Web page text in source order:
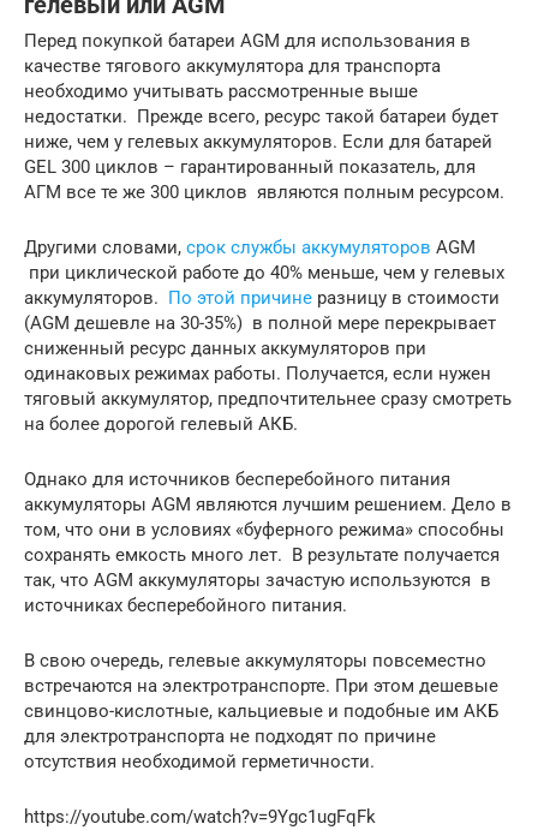
Перед покупкой батареи AGM для использования в
качестве тягового аккумулятора для транспорта
необходимо учитывать рассмотренные выше
недостатки. Прежде всего, ресурс такой батареи будет
ниже, чем у гелевых аккумуляторов. Если для батарей
GEL 300 циклов – гарантированный показатель, для
АГМ все те же 300 циклов являются полным ресурсом.
Другими словами, срок службы аккумуляторов AGM
при циклической работе до 40% меньше, чем у гелевых
аккумуляторов. По этой причине разницу в стоимости
(AGM дешевле на 30-35%) в полной мере перекрывает
сниженный ресурс данных аккумуляторов при
одинаковых режимах работы. Получается, если нужен
тяговый аккумулятор, предпочтительнее сразу смотреть
на более дорогой гелевый АКБ.
Однако для источников бесперебойного питания
аккумуляторы AGM являются лучшим решением. Дело в
том, что они в условиях «буферного режима» способны
сохранять емкость много лет. В результате получается
так, что AGM аккумуляторы зачастую используются в
источниках бесперебойного питания.
В свою очередь, гелевые аккумуляторы повсеместно
встречаются на электротранспорте. При этом дешевые
свинцово-кислотные, кальциевые и подобные им АКБ
для электротранспорта не подходят по причине
отсутствия необходимой герметичности.
https://youtube.com/watch?v=9Ygc1ugFqFk